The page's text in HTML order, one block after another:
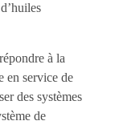
à la
en service de
des systèmes
de